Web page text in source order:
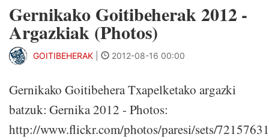
Gernikako Goitibeherak 2012 -
Argazkiak (Photos)
GOITIBEHERAK 2012-08-16 00:00
Gernikako Goitibehera Txapelketako argazki
batzuk: Gernika 2012 - Photos:
http://www.flickr.com/photos/paresi/sets/